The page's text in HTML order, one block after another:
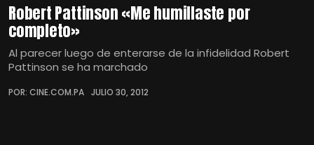
Robert Pattinson «Me humillaste por
completo»
Al parecer luego de enterarse de la infidelidad Robert
Pattinson se ha marchado
POR: CINE.COM.PA JULIO 30, 2012